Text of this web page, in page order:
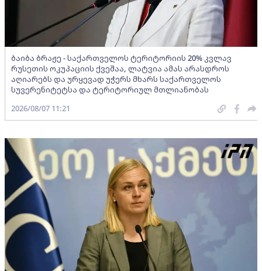
ბაიბა ბრაჟე - საქართველოს ტერიტორიის 20% კვლავ
რუსეთის ოკუპაციის ქვეშაა, ლატვია ამას არასდროს
აღიარებს და ურყევად უჭერს მხარს საქართველოს
სუვერენიტეტსა და ტერიტორიულ მთლიანობას
2026/08/07 11:21